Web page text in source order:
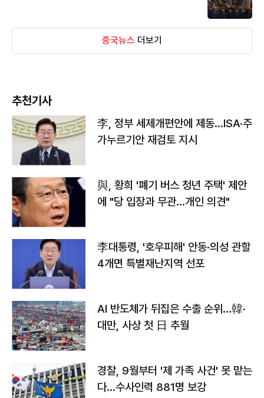
중국뉴스 더보기
추천기사
李, 정부 세제개편안에 제동…ISA·주
가누르기안 재검토 지시
與, 황희 '폐기 버스 청년 주택' 제안
에 "당 입장과 무관…개인 의견"
李대통령, '호우피해' 안동·의성 관할
4개면 특별재난지역 선포
AI 반도체가 뒤집은 수출 순위…韓·
대만, 사상 첫 日 추월
경찰, 9월부터 '제 가족 사건' 못 맡는
다…수사인력 881명 보강